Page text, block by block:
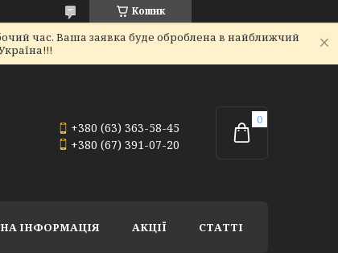
Кошик
час. Ваша заявка буде оброблена в найближчий
+380 (63) 363-58-45
+380 (67) 391-07-20
ІНФОРМАЦІЯ АКЦІЇ СТАТТІ